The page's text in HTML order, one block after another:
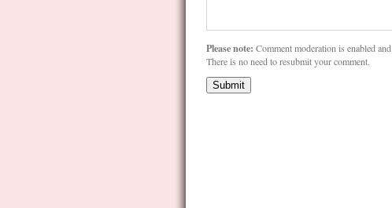
Please note: Comment moderation is enabled
There is no need to resubmit your comment.